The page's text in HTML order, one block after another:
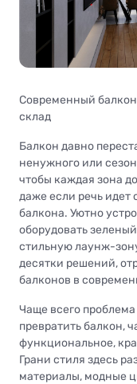
Современный
склад
Балкон давно
ненужного или
чтобы каждая зона
даже если речь идет
балкона. Уютно
оборудовать
стильную лаунж-
десятки решений,
балконов в
Чаще всего
превратить балкон,
функциональное,
Грани стиля здесь
материалы, модные